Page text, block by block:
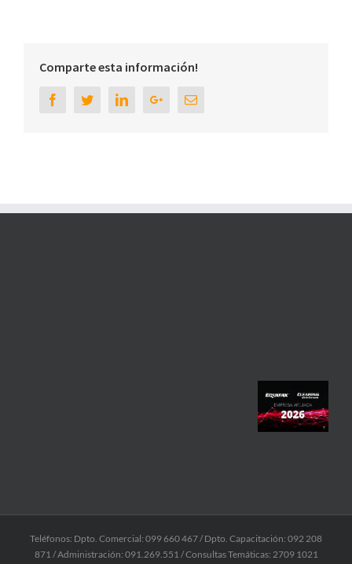
Comparte esta información!
FacebookTwitterLinkedinGoogle+Email
Teléfonos: Dpto. Comercial: 099 660 467 / Dpto. Capacitación: 092 208
871 / Administración: 091.269.551 / Consultas Temáticas: 2709 1021